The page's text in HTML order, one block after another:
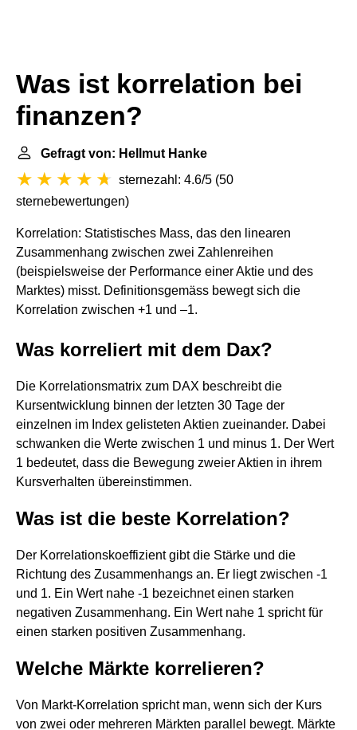
Was ist korrelation bei
finanzen?
Gefragt von: Hellmut Hanke
sternezahl: 4.6/5 (50
sternebewertungen)
Korrelation: Statistisches Mass, das den linearen
Zusammenhang zwischen zwei Zahlenreihen
(beispielsweise der Performance einer Aktie und des
Marktes) misst. Definitionsgemäss bewegt sich die
Korrelation zwischen +1 und –1.
Was korreliert mit dem Dax?
Die Korrelationsmatrix zum DAX beschreibt die
Kursentwicklung binnen der letzten 30 Tage der
einzelnen im Index gelisteten Aktien zueinander. Dabei
schwanken die Werte zwischen 1 und minus 1. Der Wert
1 bedeutet, dass die Bewegung zweier Aktien in ihrem
Kursverhalten übereinstimmen.
Was ist die beste Korrelation?
Der Korrelationskoeffizient gibt die Stärke und die
Richtung des Zusammenhangs an. Er liegt zwischen -1
und 1. Ein Wert nahe -1 bezeichnet einen starken
negativen Zusammenhang. Ein Wert nahe 1 spricht für
einen starken positiven Zusammenhang.
Welche Märkte korrelieren?
Von Markt-Korrelation spricht man, wenn sich der Kurs
von zwei oder mehreren Märkten parallel bewegt. Märkte